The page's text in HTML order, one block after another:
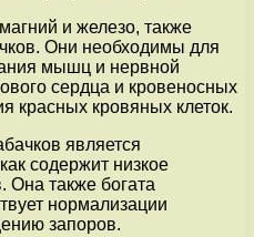
и железо, также
Они необходимы для
мышц и нервной
сердца и кровеносных
красных кровяных клеток.
является
содержит низкое
Она также богата
нормализации
запоров.